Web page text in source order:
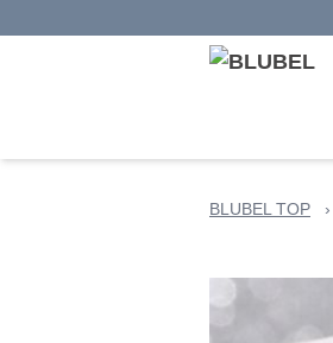
BLUBEL TOP ›